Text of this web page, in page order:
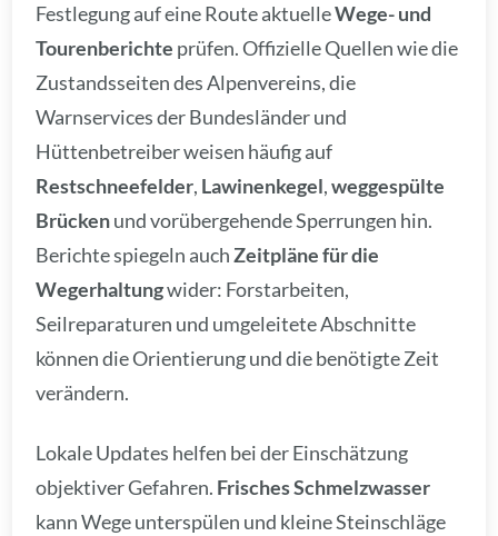
Festlegung auf eine Route aktuelleWege- und
Tourenberichte prüfen. Offizielle Quellen wie die
Zustandsseiten des Alpenvereins, die
Warnservices der Bundesländer und
Hüttenbetreiber weisen häufig auf
Restschneefelder, Lawinenkegel,weggespülte
Brückenund vorübergehende Sperrungen hin.
Berichte spiegeln auchZeitpläne für die
Wegerhaltungwider: Forstarbeiten,
Seilreparaturen und umgeleitete Abschnitte
können die Orientierung und die benötigte Zeit
verändern.
Lokale Updates helfen bei der Einschätzung
objektiver Gefahren. Frisches Schmelzwasser
kann Wege unterspülen und kleine Steinschläge